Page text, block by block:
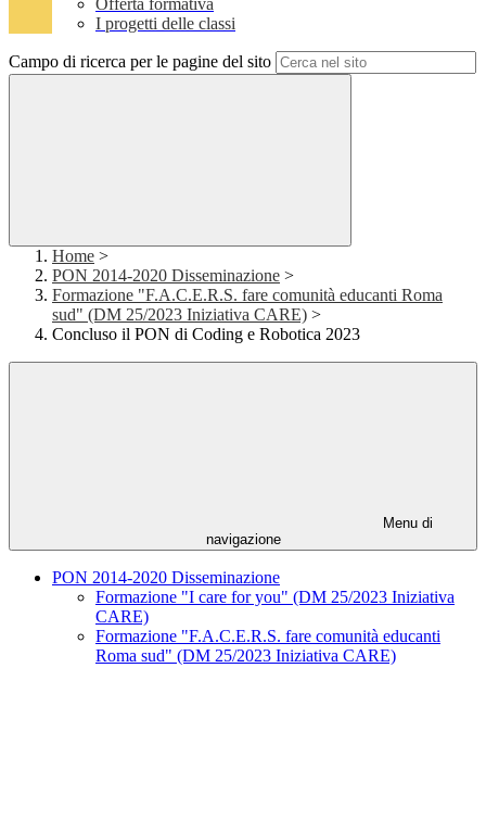
Offerta formativa
I progetti delle classi
Campo di ricerca per le pagine del sito
Home >
PON 2014-2020 Disseminazione >
Formazione "F.A.C.E.R.S. fare comunità educanti Roma
sud" (DM 25/2023 Iniziativa CARE) >
Concluso il PON di Coding e Robotica 2023
Menu di
navigazione
PON 2014-2020 Disseminazione
Formazione "I care for you" (DM 25/2023 Iniziativa
CARE)
Formazione "F.A.C.E.R.S. fare comunità educanti
Roma sud" (DM 25/2023 Iniziativa CARE)